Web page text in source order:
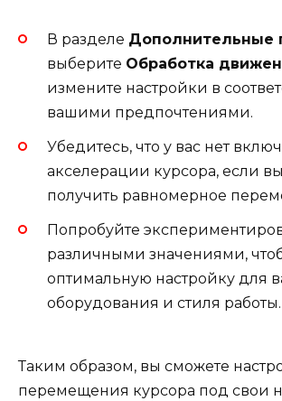
В разделе Дополнительные
выберите Обработка
измените настройки в
вашими предпочтениями.
Убедитесь, что у вас нет
акселерации курсора, если вы
получить равномерное
Попробуйте
различными значениями,
оптимальную настройку для
оборудования и стиля работы.
Таким образом, вы сможете
перемещения курсора под свои